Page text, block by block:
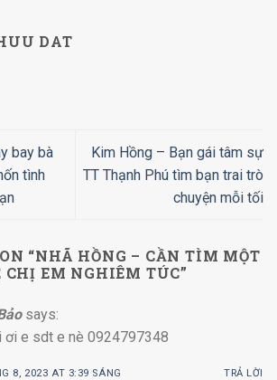
DAT
bay bà
tình
Kim Hồng – Bạn gái tâm sự
TT Thạnh Phú tìm bạn trai trò
chuyện mỗi tối
“NHÃ HỒNG – CẦN TÌM MỘT
CHỊ EM NGHIÊM TÚC”
says:
ơi e sdt e nè 0924797348
8, 2023 AT 3:39 SÁNG TRẢ LỜI